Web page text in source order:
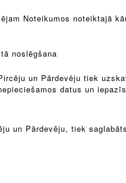
Noteikumos noteiktajā
noslēgšana
un Pārdevēju tiek
datus un
un Pārdevēju, tiek